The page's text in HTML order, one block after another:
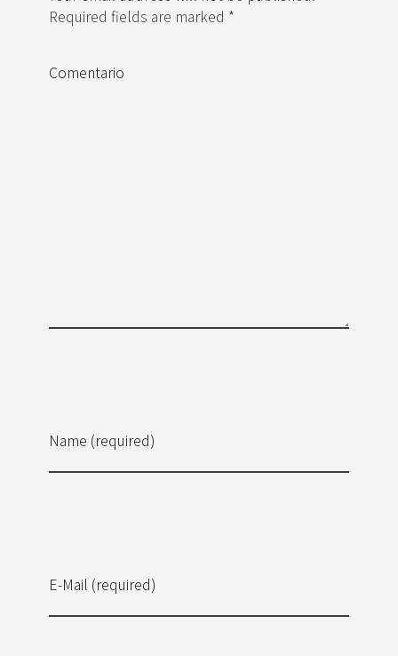
Required fields are marked *
Name (required)
E-Mail (required)
Comentario